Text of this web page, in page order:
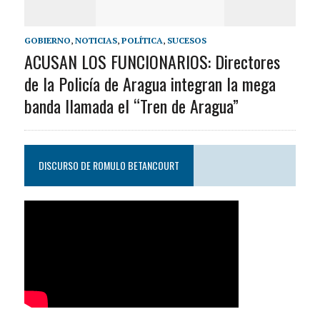
GOBIERNO, NOTICIAS, POLÍTICA, SUCESOS
ACUSAN LOS FUNCIONARIOS: Directores
de la Policía de Aragua integran la mega
banda llamada el “Tren de Aragua”
DISCURSO DE ROMULO BETANCOURT